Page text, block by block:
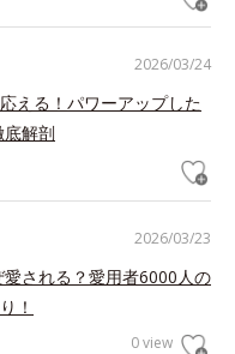
2026/03/24
える！パワーアップした
底解剖
2026/03/23
愛される？愛用者6000人の
！
0 view